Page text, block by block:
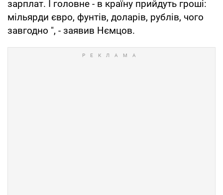
зарплат. І головне - в країну прийдуть гроші:
мільярди євро, фунтів, доларів, рублів, чого
завгодно ", - заявив Нємцов.